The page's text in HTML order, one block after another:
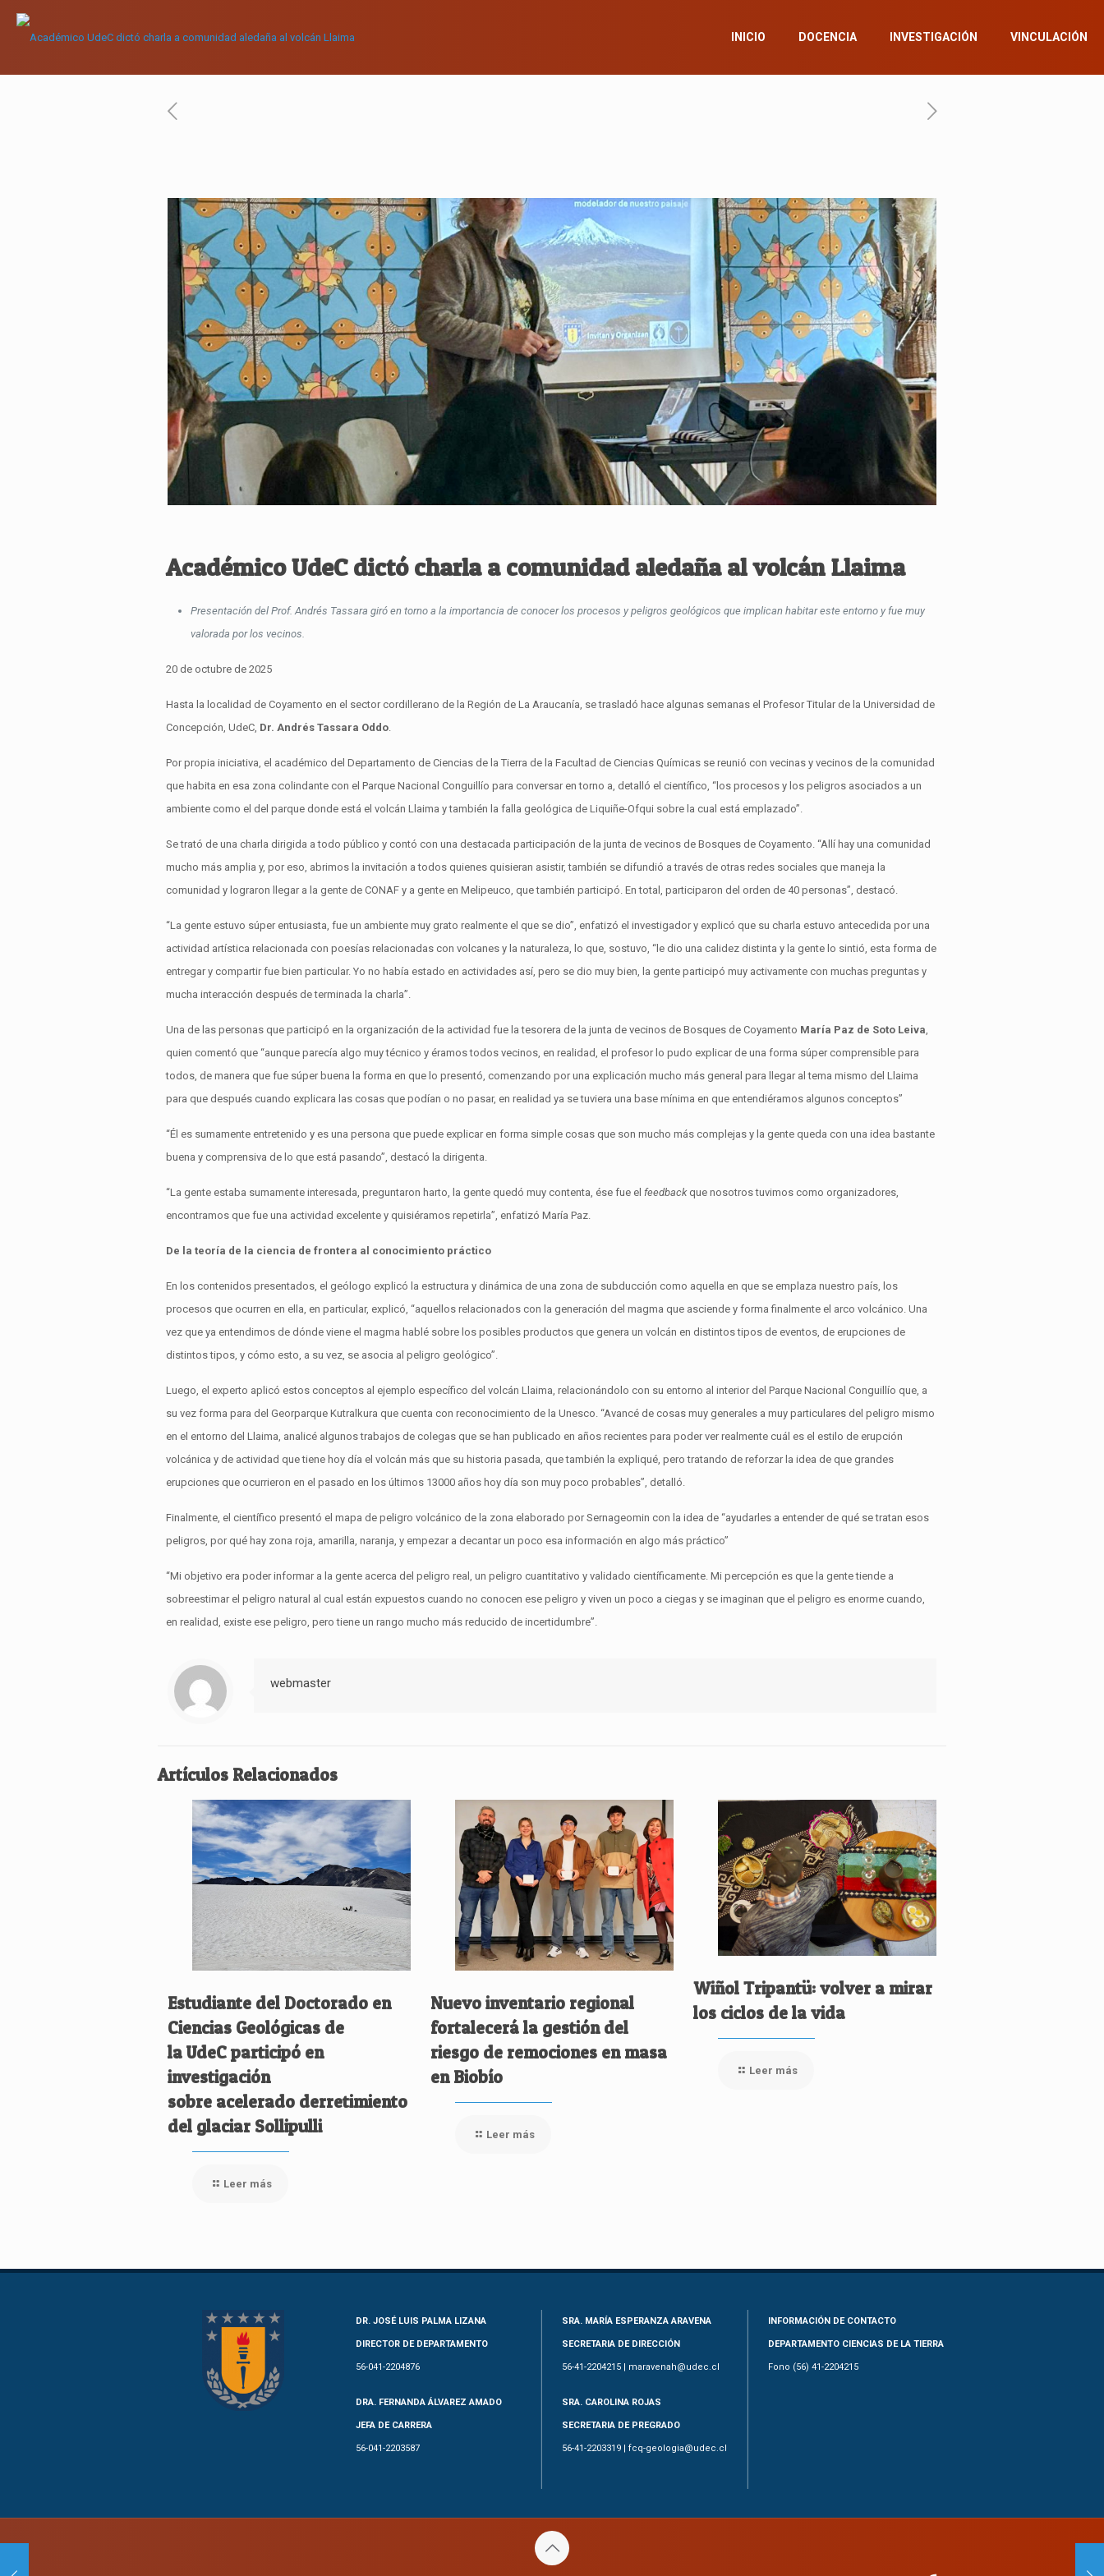
INICIO DOCENCIA INVESTIGACIÓN VINCULACIÓN
Académico UdeC dictó charla a comunidad aledaña al volcán Llaima
Presentación del Prof. Andrés Tassara giró en torno a la importancia de conocer los procesos y peligros geológicos que implican habitar este entorno y fue muy
valorada por los vecinos.
20 de octubre de 2025
Hasta la localidad de Coyamento en el sector cordillerano de la Región de La Araucanía, se trasladó hace algunas semanas el Profesor Titular de la Universidad de
Concepción, UdeC, Dr. Andrés Tassara Oddo.
Por propia iniciativa, el académico del Departamento de Ciencias de la Tierra de la Facultad de Ciencias Químicas se reunió con vecinas y vecinos de la comunidad
que habita en esa zona colindante con el Parque Nacional Conguillío para conversar en torno a, detalló el científico, “los procesos y los peligros asociados a un
ambiente como el del parque donde está el volcán Llaima y también la falla geológica de Liquiñe-Ofqui sobre la cual está emplazado”.
Se trató de una charla dirigida a todo público y contó con una destacada participación de la junta de vecinos de Bosques de Coyamento. “Allí hay una comunidad
mucho más amplia y, por eso, abrimos la invitación a todos quienes quisieran asistir, también se difundió a través de otras redes sociales que maneja la
comunidad y lograron llegar a la gente de CONAF y a gente en Melipeuco, que también participó. En total, participaron del orden de 40 personas”, destacó.
“La gente estuvo súper entusiasta, fue un ambiente muy grato realmente el que se dio”, enfatizó el investigador y explicó que su charla estuvo antecedida por una
actividad artística relacionada con poesías relacionadas con volcanes y la naturaleza, lo que, sostuvo, “le dio una calidez distinta y la gente lo sintió, esta forma de
entregar y compartir fue bien particular. Yo no había estado en actividades así, pero se dio muy bien, la gente participó muy activamente con muchas preguntas y
mucha interacción después de terminada la charla”.
Una de las personas que participó en la organización de la actividad fue la tesorera de la junta de vecinos de Bosques de Coyamento María Paz de Soto Leiva,
quien comentó que “aunque parecía algo muy técnico y éramos todos vecinos, en realidad, el profesor lo pudo explicar de una forma súper comprensible para
todos, de manera que fue súper buena la forma en que lo presentó, comenzando por una explicación mucho más general para llegar al tema mismo del Llaima
para que después cuando explicara las cosas que podían o no pasar, en realidad ya se tuviera una base mínima en que entendiéramos algunos conceptos”
“Él es sumamente entretenido y es una persona que puede explicar en forma simple cosas que son mucho más complejas y la gente queda con una idea bastante
buena y comprensiva de lo que está pasando”, destacó la dirigenta.
“La gente estaba sumamente interesada, preguntaron harto, la gente quedó muy contenta, ése fue el feedback que nosotros tuvimos como organizadores,
encontramos que fue una actividad excelente y quisiéramos repetirla”, enfatizó María Paz.
De la teoría de la ciencia de frontera al conocimiento práctico
En los contenidos presentados, el geólogo explicó la estructura y dinámica de una zona de subducción como aquella en que se emplaza nuestro país, los
procesos que ocurren en ella, en particular, explicó, “aquellos relacionados con la generación del magma que asciende y forma finalmente el arco volcánico. Una
vez que ya entendimos de dónde viene el magma hablé sobre los posibles productos que genera un volcán en distintos tipos de eventos, de erupciones de
distintos tipos, y cómo esto, a su vez, se asocia al peligro geológico”.
Luego, el experto aplicó estos conceptos al ejemplo específico del volcán Llaima, relacionándolo con su entorno al interior del Parque Nacional Conguillío que, a
su vez forma para del Georparque Kutralkura que cuenta con reconocimiento de la Unesco. “Avancé de cosas muy generales a muy particulares del peligro mismo
en el entorno del Llaima, analicé algunos trabajos de colegas que se han publicado en años recientes para poder ver realmente cuál es el estilo de erupción
volcánica y de actividad que tiene hoy día el volcán más que su historia pasada, que también la expliqué, pero tratando de reforzar la idea de que grandes
erupciones que ocurrieron en el pasado en los últimos 13000 años hoy día son muy poco probables”, detalló.
Finalmente, el científico presentó el mapa de peligro volcánico de la zona elaborado por Sernageomin con la idea de “ayudarles a entender de qué se tratan esos
peligros, por qué hay zona roja, amarilla, naranja, y empezar a decantar un poco esa información en algo más práctico”
“Mi objetivo era poder informar a la gente acerca del peligro real, un peligro cuantitativo y validado científicamente. Mi percepción es que la gente tiende a
sobreestimar el peligro natural al cual están expuestos cuando no conocen ese peligro y viven un poco a ciegas y se imaginan que el peligro es enorme cuando,
en realidad, existe ese peligro, pero tiene un rango mucho más reducido de incertidumbre”.
webmaster
Artículos Relacionados
Estudiante del Doctorado en
Ciencias Geológicas de
la UdeC participó en
investigación
sobre acelerado derretimiento
del glaciar Sollipulli
Leer más
Nuevo inventario regional
fortalecerá la gestión del
riesgo de remociones en masa
en Biobío
Leer más
Wiñol Tripantü: volver a mirar
los ciclos de la vida
Leer más
DR. JOSÉ LUIS PALMA LIZANA
DIRECTOR DE DEPARTAMENTO
56-041-2204876
DRA. FERNANDA ÁLVAREZ AMADO
JEFA DE CARRERA
56-041-2203587
SRA. MARÍA ESPERANZA ARAVENA
SECRETARIA DE DIRECCIÓN
56-41-2204215 | maravenah@udec.cl
SRA. CAROLINA ROJAS
SECRETARIA DE PREGRADO
56-41-2203319 | fcq-geologia@udec.cl
INFORMACIÓN DE CONTACTO
DEPARTAMENTO CIENCIAS DE LA TIERRA
Fono (56) 41-2204215